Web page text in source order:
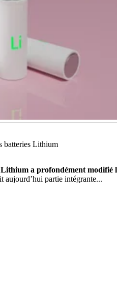
batteries Lithium
a profondément modifié
aujourd’hui partie intégrante...